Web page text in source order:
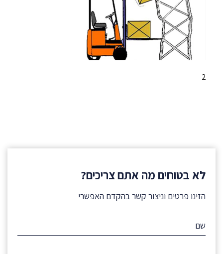
2
לא בטוחים מה אתם צריכים?
הזינו פרטים וניצור קשר בהקדם האפשרי